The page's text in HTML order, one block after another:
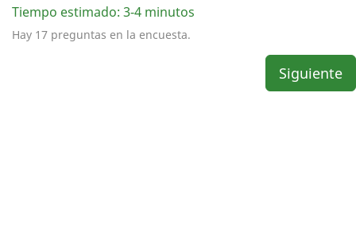
Tiempo estimado: 3-4 minutos
Hay 17 preguntas en la encuesta.
Siguiente